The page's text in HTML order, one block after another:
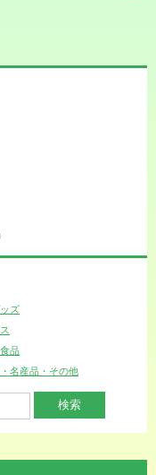
ズ
品
名産品・その他